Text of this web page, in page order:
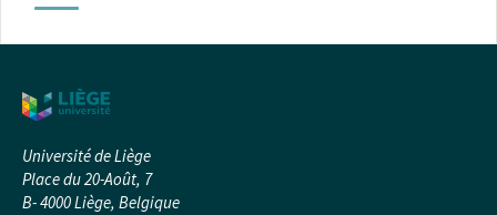
Université de Liège
Place du 20-Août, 7
B- 4000 Liège, Belgique